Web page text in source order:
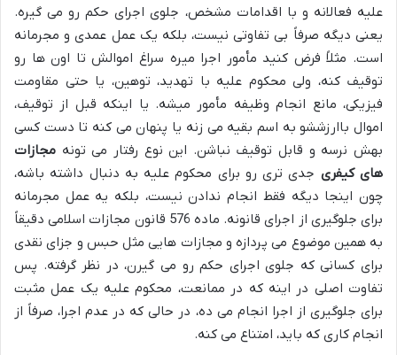
علیه فعالانه و با اقدامات مشخص، جلوی اجرای حکم رو می گیره.
یعنی دیگه صرفاً بی تفاوتی نیست، بلکه یک عمل عمدی و مجرمانه
است. مثلاً فرض کنید مأمور اجرا میره سراغ اموالش تا اون ها رو
توقیف کنه، ولی محکوم علیه با تهدید، توهین، یا حتی مقاومت
فیزیکی، مانع انجام وظیفه مأمور میشه. یا اینکه قبل از توقیف،
اموال باارزششو به اسم بقیه می زنه یا پنهان می کنه تا دست کسی
بهش نرسه و قابل توقیف نباشن. این نوع رفتار می تونه مجازات
های کیفری جدی تری رو برای محکوم علیه به دنبال داشته باشه،
چون اینجا دیگه فقط انجام ندادن نیست، بلکه یه عمل مجرمانه
برای جلوگیری از اجرای قانونه. ماده 576 قانون مجازات اسلامی دقیقاً
به همین موضوع می پردازه و مجازات هایی مثل حبس و جزای نقدی
برای کسانی که جلوی اجرای حکم رو می گیرن، در نظر گرفته. پس
تفاوت اصلی در اینه که در ممانعت، محکوم علیه یک عمل مثبت
برای جلوگیری از اجرا انجام می ده، در حالی که در عدم اجرا، صرفاً از
انجام کاری که باید، امتناع می کنه.